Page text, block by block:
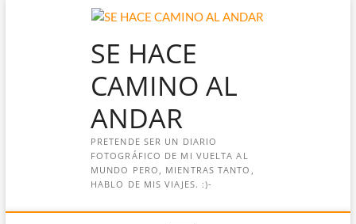
SE HACE
CAMINO AL
ANDAR
PRETENDE SER UN DIARIO
FOTOGRÁFICO DE MI VUELTA AL
MUNDO PERO, MIENTRAS TANTO,
HABLO DE MIS VIAJES. :)-